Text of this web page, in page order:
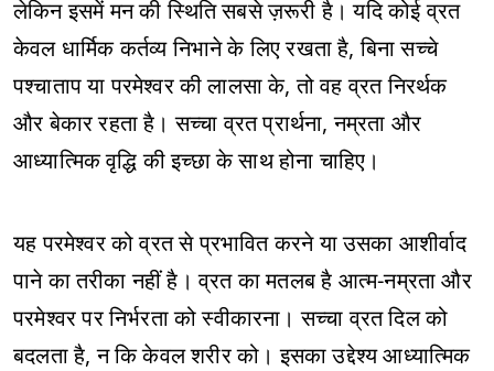
लेकिन इसमें मन की स्थिति सबसे ज़रूरी है। यदि कोई व्रत
केवल धार्मिक कर्तव्य निभाने के लिए रखता है, बिना सच्चे
पश्चाताप या परमेश्वर की लालसा के, तो वह व्रत निरर्थक
और बेकार रहता है। सच्चा व्रत प्रार्थना, नम्रता और
आध्यात्मिक वृद्धि की इच्छा के साथ होना चाहिए।
यह परमेश्वर को व्रत से प्रभावित करने या उसका आशीर्वाद
पाने का तरीका नहीं है। व्रत का मतलब है आत्म-नम्रता और
परमेश्वर पर निर्भरता को स्वीकारना। सच्चा व्रत दिल को
बदलता है, न कि केवल शरीर को। इसका उद्देश्य आध्यात्मिक